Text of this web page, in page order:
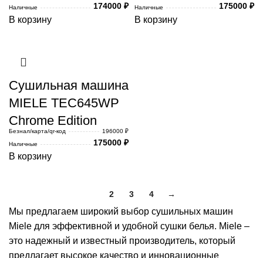
Наличные
174000 ₽
В корзину
Наличные
175000 ₽
В корзину
Сушильная машина
MIELE TEC645WP
Chrome Edition
Безнал/карта/qr-код
196000 ₽
Наличные
175000 ₽
В корзину
2 3 4 →
Мы предлагаем широкий выбор сушильных машин
Miele для эффективной и удобной сушки белья. Miele –
это надежный и известный производитель, который
предлагает высокое качество и инновационные